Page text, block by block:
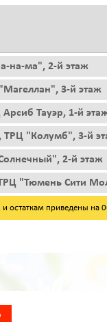
на-ма", 2-й этаж
3-й этаж
Тауэр, 1-й
ТРЦ "Колумб", 3-й
2-й этаж
"Тюмень Сити
приведены на